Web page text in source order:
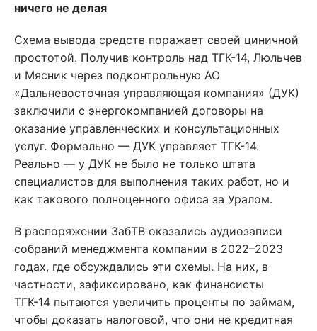
ничего не делая
Схема вывода средств поражает своей циничной
простотой. Получив контроль над ТГК-14, Люльчев
и Мясник через подконтрольную АО
«Дальневосточная управляющая компания» (ДУК)
заключили с энергокомпанией договоры на
оказание управленческих и консультационных
услуг. Формально — ДУК управляет ТГК-14.
Реально — у ДУК не было не только штата
специалистов для выполнения таких работ, но и
как такового полноценного офиса за Уралом.
В распоряжении ЗабТВ оказались аудиозаписи
собраний менеджмента компании в 2022–2023
годах, где обсуждались эти схемы. На них, в
частности, зафиксировано, как финансисты
ТГК-14 пытаются увеличить проценты по займам,
чтобы доказать налоговой, что они не кредитная